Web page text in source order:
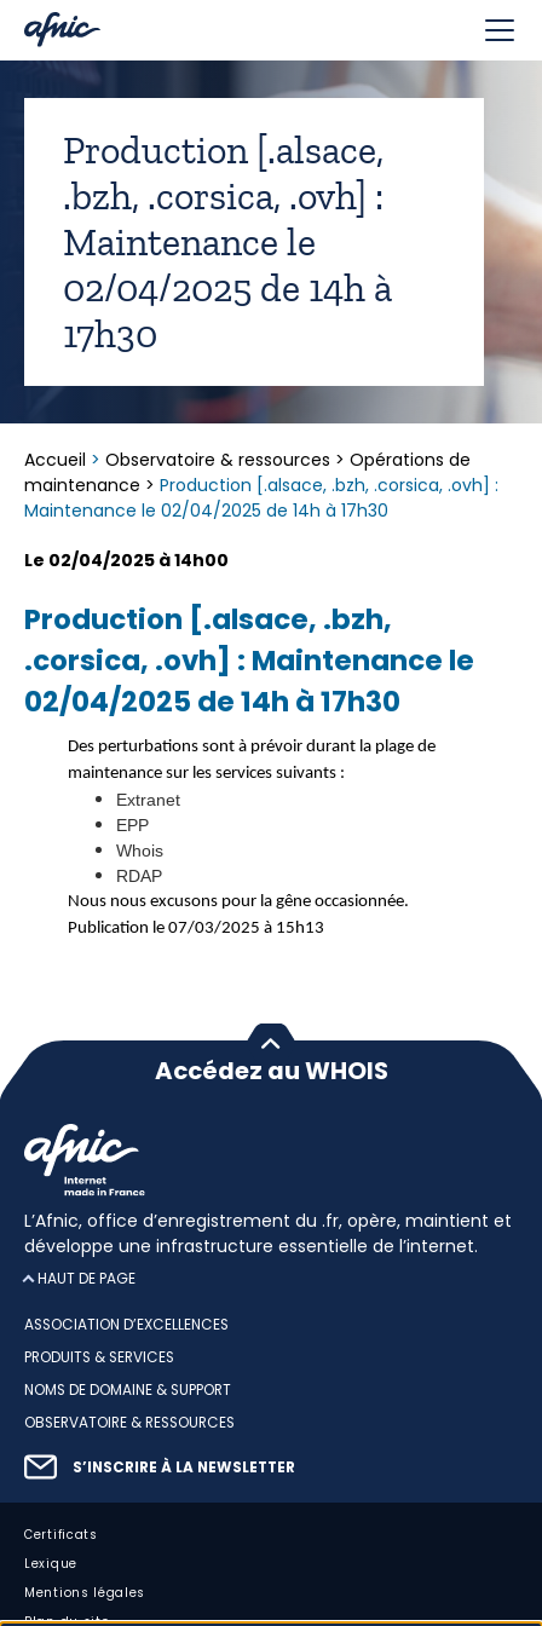
Production [.alsace,
.bzh, .corsica, .ovh] :
Maintenance le
02/04/2025 de 14h à
17h30
Accueil > Observatoire & ressources > Opérations de
maintenance > Production [.alsace, .bzh, .corsica, .ovh] :
Maintenance le 02/04/2025 de 14h à 17h30
Le 02/04/2025 à 14h00
Production [.alsace, .bzh,
.corsica, .ovh] : Maintenance le
02/04/2025 de 14h à 17h30
Des perturbations sont à prévoir durant la plage de
maintenance sur les services suivants :
Extranet
EPP
Whois
RDAP
Nous nous excusons pour la gêne occasionnée.
Publication le 07/03/2025 à 15h13
Accédez au WHOIS
L’Afnic, office d’enregistrement du .fr, opère, maintient et
développe une infrastructure essentielle de l’internet.
HAUT DE PAGE
ASSOCIATION D’EXCELLENCES
PRODUITS & SERVICES
NOMS DE DOMAINE & SUPPORT
OBSERVATOIRE & RESSOURCES
S’INSCRIRE À LA NEWSLETTER
Certificats
Lexique
Mentions légales
Plan du site
Panneau de gestion des cookies